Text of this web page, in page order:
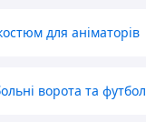
для аніматорів
ворота та